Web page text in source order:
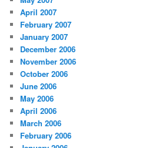
April 2007
February 2007
January 2007
December 2006
November 2006
October 2006
June 2006
May 2006
April 2006
March 2006
February 2006